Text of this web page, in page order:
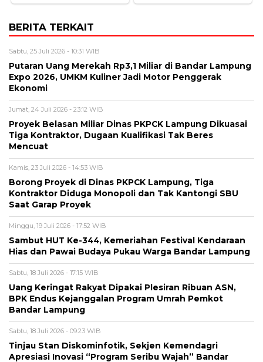
BERITA TERKAIT
Sabtu, 25 Juli 2026 - 10:31 WIB
Putaran Uang Merekah Rp3,1 Miliar di Bandar Lampung
Expo 2026, UMKM Kuliner Jadi Motor Penggerak
Ekonomi
Jumat, 24 Juli 2026 - 23:12 WIB
Proyek Belasan Miliar Dinas PKPCK Lampung Dikuasai
Tiga Kontraktor, Dugaan Kualifikasi Tak Beres
Mencuat
Kamis, 23 Juli 2026 - 14:53 WIB
Borong Proyek di Dinas PKPCK Lampung, Tiga
Kontraktor Diduga Monopoli dan Tak Kantongi SBU
Saat Garap Proyek
Minggu, 19 Juli 2026 - 17:52 WIB
Sambut HUT Ke-344, Kemeriahan Festival Kendaraan
Hias dan Pawai Budaya Pukau Warga Bandar Lampung
Sabtu, 18 Juli 2026 - 17:15 WIB
Uang Keringat Rakyat Dipakai Plesiran Ribuan ASN,
BPK Endus Kejanggalan Program Umrah Pemkot
Bandar Lampung
Sabtu, 18 Juli 2026 - 09:23 WIB
Tinjau Stan Diskominfotik, Sekjen Kemendagri
Apresiasi Inovasi “Program Seribu Wajah” Bandar